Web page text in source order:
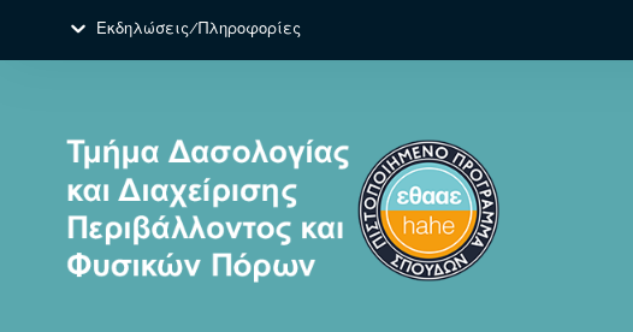
Εκδηλώσεις/Πληροφορίες